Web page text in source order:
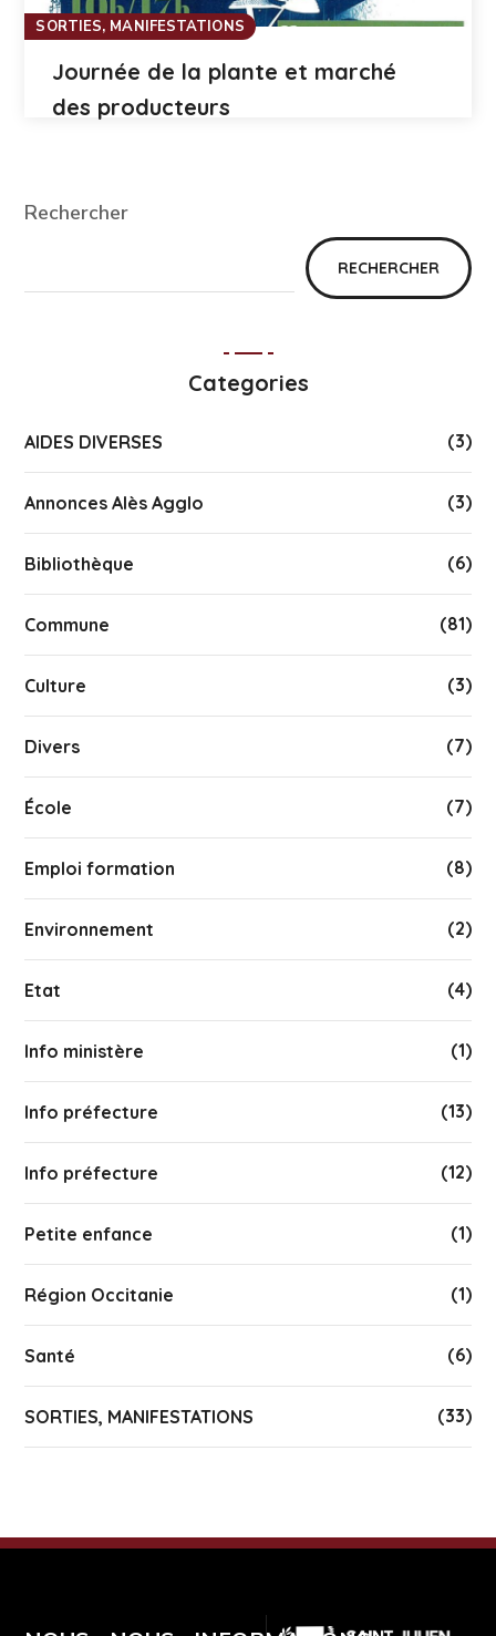
SORTIES, MANIFESTATIONS
Journée de la plante et marché
des producteurs
Rechercher
RECHERCHER
Categories
AIDES DIVERSES (3)
Annonces Alès Agglo (3)
Bibliothèque (6)
Commune (81)
Culture (3)
Divers (7)
École (7)
Emploi formation (8)
Environnement (2)
Etat (4)
Info ministère (1)
Info préfecture (13)
Info préfecture (12)
Petite enfance (1)
Région Occitanie (1)
Santé (6)
SORTIES, MANIFESTATIONS (33)